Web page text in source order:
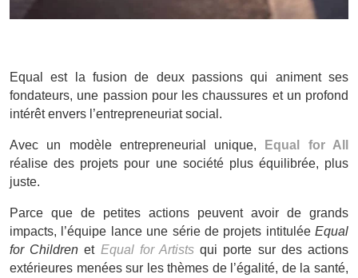
Equal est la fusion de deux passions qui animent ses
fondateurs, une passion pour les chaussures et un profond
intérêt envers l’entrepreneuriat social.
Avec un modèle entrepreneurial unique,
Equal for All
réalise des projets pour une société plus équilibrée, plus
juste.
Parce que de petites actions peuvent avoir de grands
impacts, l’équipe lance une série de projets intitulée Equal
for Children et Equal for Artists qui porte sur des actions
extérieures menées sur les thèmes de l’égalité, de la santé,